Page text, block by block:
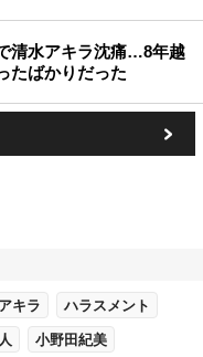
清水アキラ沈痛…8年越
たばかりだった
キラ ハラスメント
小野田紀美